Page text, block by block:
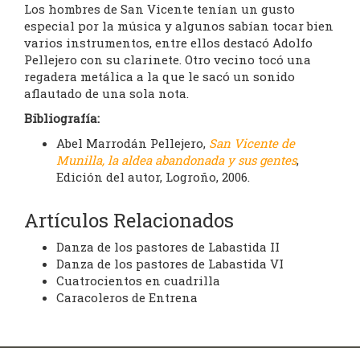
Los hombres de San Vicente tenían un gusto
especial por la música y algunos sabían tocar bien
varios instrumentos, entre ellos destacó Adolfo
Pellejero con su clarinete. Otro vecino tocó una
regadera metálica a la que le sacó un sonido
aflautado de una sola nota.
Bibliografía:
Abel Marrodán Pellejero, San Vicente de
Munilla, la aldea abandonada y sus gentes,
Edición del autor, Logroño, 2006.
Artículos Relacionados
Danza de los pastores de Labastida II
Danza de los pastores de Labastida VI
Cuatrocientos en cuadrilla
Caracoleros de Entrena